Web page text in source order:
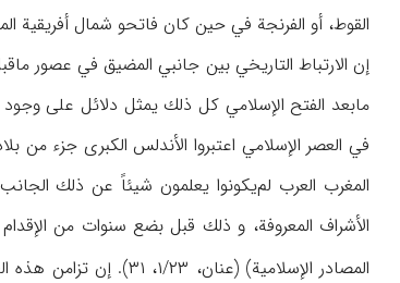
القوط، أو الفرنجة في حين كان فاتحو شمال أفريقية
مابعد الفتح الإسلامي كل ذلك يمثل دلائل على وجود
الأشراف المعروفة، و ذلك قبل بضع سنوات من
المصادر الإسلامية)